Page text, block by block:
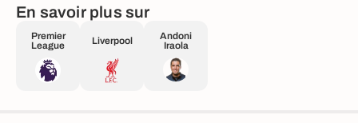
En savoir plus sur
Premier
League
Liverpool
Andoni
Iraola